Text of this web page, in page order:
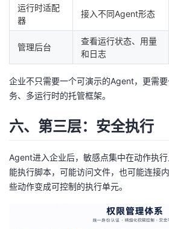
运行时适配
器
接入不同Agent形态
管理后台
查看运行状态、用量
和日志
企业不只需要一个可演示的Agent，更需
务、多运行时的托管框架。
六、第三层：安全执行
Agent进入企业后，敏感点集中在动作执
能执行脚本，可能访问文件，也可能连接
些动作变成可控制的执行单元。